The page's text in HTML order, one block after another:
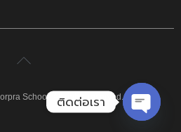
School. All rights reserved.
ติดต่อเรา